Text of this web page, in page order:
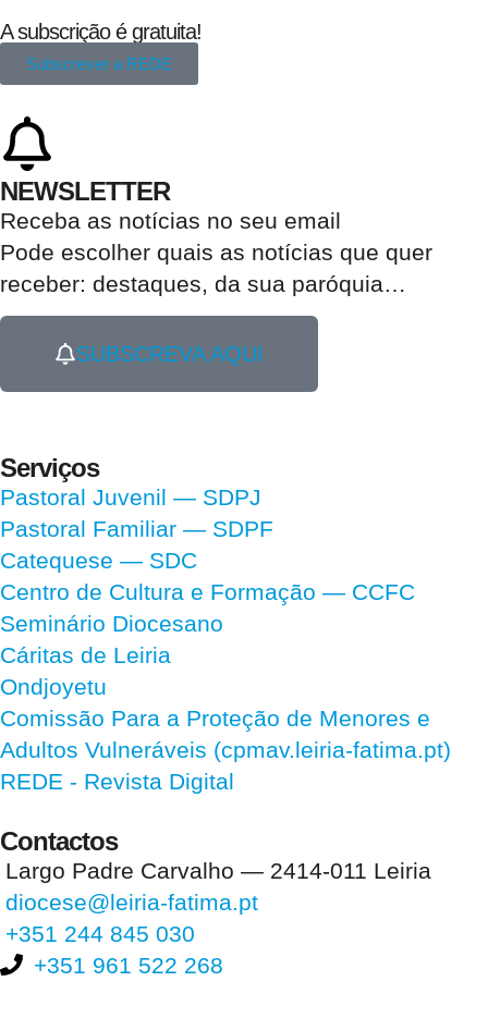
A subscrição é gratuita!
Subscrever a REDE
NEWSLETTER
Receba as notícias no seu email​
Pode escolher quais as notícias que quer
receber: destaques, da sua paróquia…
SUBSCREVA AQUI
Serviços
Pastoral Juvenil — SDPJ
Pastoral Familiar — SDPF
Catequese — SDC
Centro de Cultura e Formação — CCFC
Seminário Diocesano
Cáritas de Leiria
Ondjoyetu
Comissão Para a Proteção de Menores e
Adultos Vulneráveis (cpmav.leiria-fatima.pt)
REDE - Revista Digital
Contactos
Largo Padre Carvalho — 2414-011 Leiria
diocese@leiria-fatima.pt
+351 244 845 030
+351 961 522 268